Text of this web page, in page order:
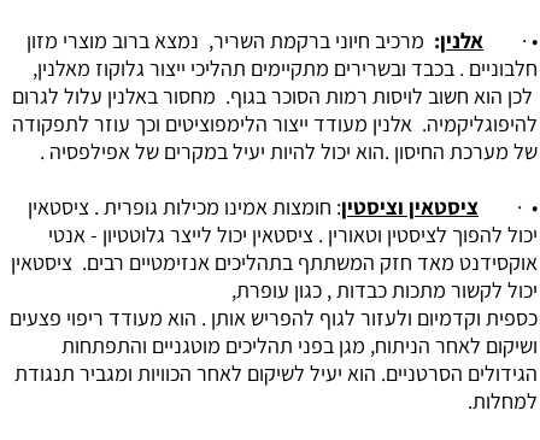
• · אלנין: מרכיב חיוני ברקמת השריר, נמצא ברוב מוצרי מזון
חלבוניים . בכבד ובשרירים מתקיימים תהליכי ייצור גלוקוז מאלנין,
לכן הוא חשוב לויסות רמות הסוכר בגוף. מחסור באלנין עלול לגרום
להיפוגליקמיה. אלנין מעודד ייצור הלימפוציטים וכך עוזר לתפקודה
של מערכת החיסון .הוא יכול להיות יעיל במקרים של אפילפסיה .
• · ציסטאין וציסטין: חומצות אמינו מכילות גופרית . ציסטאין
יכול להפוך לציסטין וטאורין . ציסטאין יכול לייצר גלוטטיון - אנטי
אוקסידנט מאד חזק המשתתף בתהליכים אנזימטיים רבים. ציסטאין
יכול לקשור מתכות כבדות , כגון עופרת,
כספית וקדמיום ולעזור לגוף להפריש אותן . הוא מעודד ריפוי פצעים
ושיקום לאחר הניתוח, מגן בפני תהליכים מוטגניים והתפתחות
הגידולים הסרטניים. הוא יעיל לשיקום לאחר הכוויות ומגביר תנגודת
למחלות.